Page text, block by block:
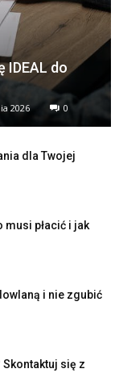
IDEAL do
2026 0
dla Twojej
musi płacić i jak
i nie zgubić
się z